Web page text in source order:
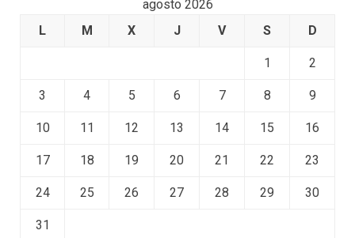
agosto 2026
L
M X J V S D
1 2
3 4 5 6 7 8 9
10 11 12 13 14 15 16
17 18 19 20 21 22 23
24 25 26 27 28 29 30
31